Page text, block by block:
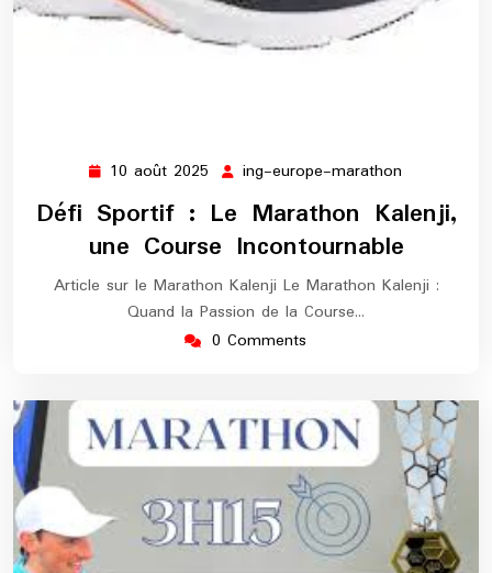
10 août 2025 10
août
2025
ing-europe-marathon
europe-
marathon
Défi Sportif : Le Marathon Kalenji,
une Course Incontournable
Article sur le Marathon Kalenji Le Marathon Kalenji :
Quand la Passion de la Course…
0 Comments